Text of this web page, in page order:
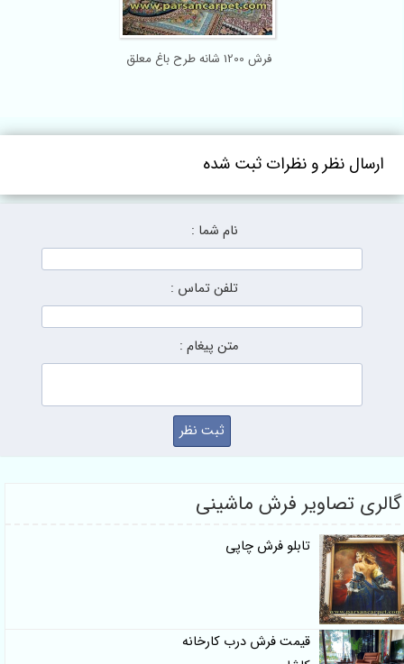
فرش 1200 شانه طرح باغ معلق
ارسال نظر و نظرات ثبت شده
نام شما :
تلفن تماس :
متن پیغام :
گالری تصاویر فرش ماشینی
تابلو فرش چاپی
قیمت فرش درب کارخانه